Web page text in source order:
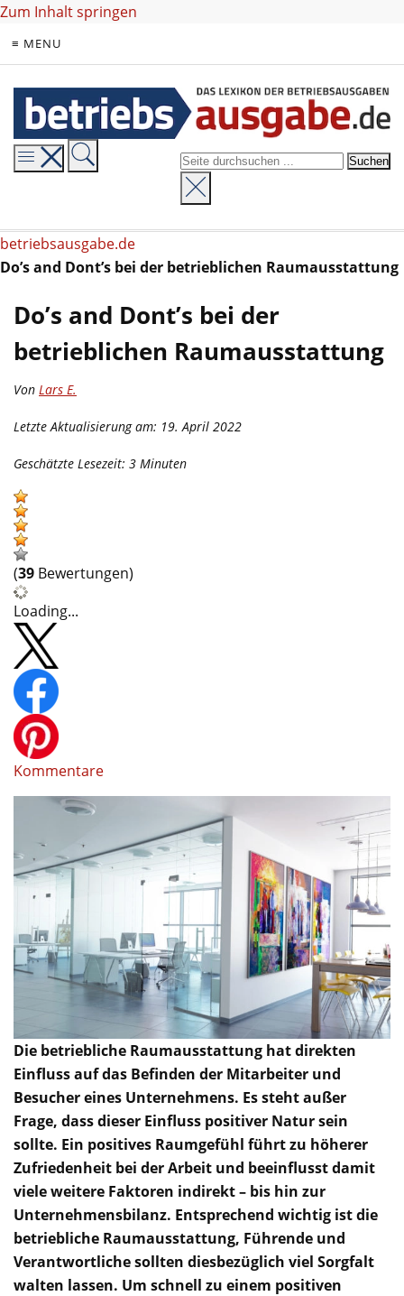
Zum Inhalt springen
≡ MENU
betriebsausgabe.de
Do’s and Dont’s bei der betrieblichen Raumausstattung
Do’s and Dont’s bei der
betrieblichen Raumausstattung
Von Lars E.
Letzte Aktualisierung am: 19. April 2022
Geschätzte Lesezeit: 3 Minuten
(39 Bewertungen)
Loading...
Kommentare
Die betriebliche Raumausstattung hat direkten
Einfluss auf das Befinden der Mitarbeiter und
Besucher eines Unternehmens. Es steht außer
Frage, dass dieser Einfluss positiver Natur sein
sollte. Ein positives Raumgefühl führt zu höherer
Zufriedenheit bei der Arbeit und beeinflusst damit
viele weitere Faktoren indirekt – bis hin zur
Unternehmensbilanz. Entsprechend wichtig ist die
betriebliche Raumausstattung, Führende und
Verantwortliche sollten diesbezüglich viel Sorgfalt
walten lassen. Um schnell zu einem positiven